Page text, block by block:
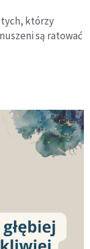
tych, którzy
są ratować